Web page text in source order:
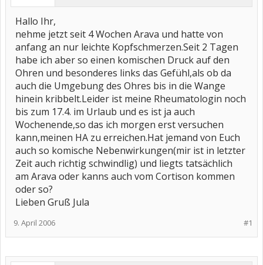
Hallo Ihr,
nehme jetzt seit 4 Wochen Arava und hatte von
anfang an nur leichte Kopfschmerzen.Seit 2 Tagen
habe ich aber so einen komischen Druck auf den
Ohren und besonderes links das Gefühl,als ob da
auch die Umgebung des Ohres bis in die Wange
hinein kribbelt.Leider ist meine Rheumatologin noch
bis zum 17.4. im Urlaub und es ist ja auch
Wochenende,so das ich morgen erst versuchen
kann,meinen HA zu erreichen.Hat jemand von Euch
auch so komische Nebenwirkungen(mir ist in letzter
Zeit auch richtig schwindlig) und liegts tatsächlich
am Arava oder kanns auch vom Cortison kommen
oder so?
Lieben Gruß Jula
#1
9. April 2006